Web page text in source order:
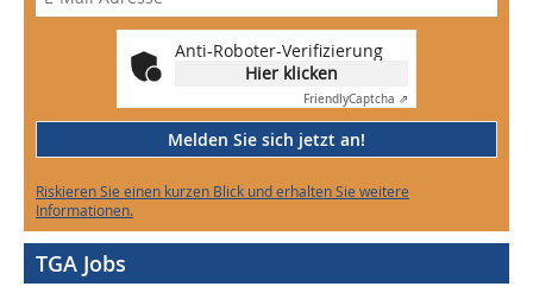
Anti-Roboter-Verifizierung
Hier klicken
FriendlyCaptcha ⇗
Melden Sie sich jetzt an!
Riskieren Sie einen kurzen Blick und erhalten Sie weitere
Informationen.
TGA Jobs